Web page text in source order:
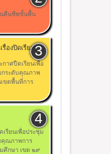
มนาเผยแพร่
อนุรักษ์สิ่ง
ติและ
ประกาศผลสอบ แอด
นคืนชีพขั้นพื้น
องปิดเรียน
กาศปืดเรียนเพื่อ
กระดับคุณภาพ
ขตพื้นที่การ
เรียนเพื่อประชุม
คุณภาพการ
ศึกษา เขต ๒๙